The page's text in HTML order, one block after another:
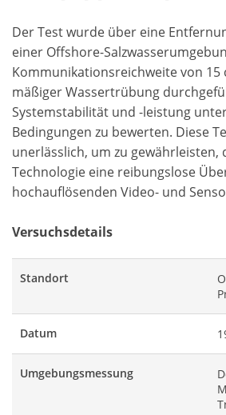
Der Test wurde über eine
einer Offshore-
Kommunikationsreichweite von 15
mäßiger Wassertrübung
Systemstabilität und -leistung
Bedingungen zu bewerten. Diese
unerlässlich, um zu gewährleisten,
Technologie eine reibungslose
hochauflösenden Video- und
Versuchsdetails
Standort
Datum
Umgebungsmessung